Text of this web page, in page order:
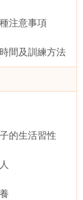
注意事項
間及訓練方法
的生活習性